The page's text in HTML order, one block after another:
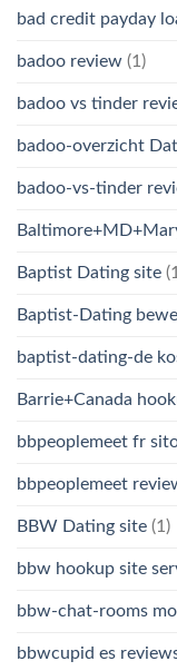
bad credit payday
badoo review (1)
badoo vs tinder
badoo-overzicht
badoo-vs-tinder
Baptist Dating site
Baptist-Dating
baptist-dating-de
Barrie+Canada
bbpeoplemeet fr
bbpeoplemeet
BBW Dating site (1)
bbw hookup site
bbw-chat-rooms
bbwcupid es